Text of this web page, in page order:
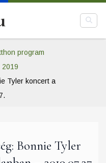
program
2019
Tyler koncert a
Bonnie Tyler